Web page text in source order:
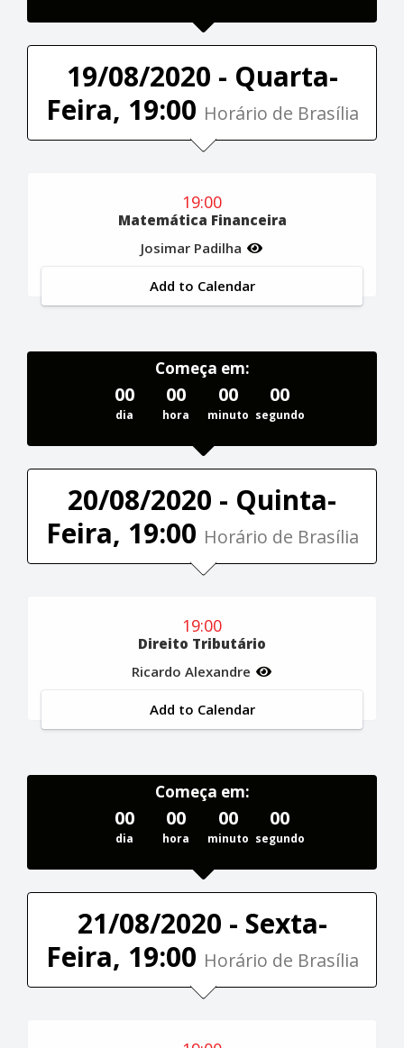
19/08/2020 - Quarta-
Feira, 19:00 Horário de Brasília
19:00
Matemática Financeira
Josimar Padilha
Add to Calendar
Começa em:
00
dia
00
hora
00
minuto
00
segundo
20/08/2020 - Quinta-
Feira, 19:00 Horário de Brasília
19:00
Direito Tributário
Ricardo Alexandre
Add to Calendar
Começa em:
00
dia
00
hora
00
minuto
00
segundo
21/08/2020 - Sexta-
Feira, 19:00 Horário de Brasília